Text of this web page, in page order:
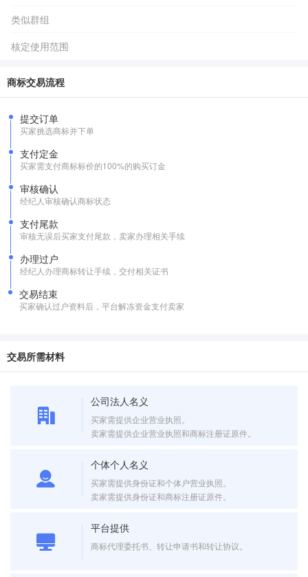
类似群组
核定使用范围
商标交易流程
提交订单
买家挑选商标并下单
支付定金
买家需支付商标标价的100%的购买订金
审核确认
经纪人审核确认商标状态
支付尾款
审核无误后买家支付尾款，卖家办理相关手续
办理过户
经纪人办理商标转让手续，交付相关证书
交易结束
买家确认过户资料后，平台解冻资金支付卖家
交易所需材料
公司法人名义
买家需提供企业营业执照。
卖家需提供企业营业执照和商标注册证原件。
个体个人名义
买家需提供身份证和个体户营业执照。
卖家需提供身份证和商标注册证原件。
平台提供
商标代理委托书、转让申请书和转让协议。